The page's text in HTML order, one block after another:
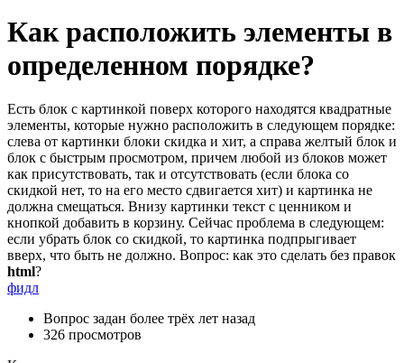
Как расположить элементы в
определенном порядке?
Есть блок с картинкой поверх которого находятся квадратные
элементы, которые нужно расположить в следующем порядке:
слева от картинки блоки скидка и хит, а справа желтый блок и
блок с быстрым просмотром, причем любой из блоков может
как присутствовать, так и отсутствовать (если блока со
скидкой нет, то на его место сдвигается хит) и картинка не
должна смещаться. Внизу картинки текст с ценником и
кнопкой добавить в корзину. Сейчас проблема в следующем:
если убрать блок со скидкой, то картинка подпрыгивает
вверх, что быть не должно. Вопрос: как это сделать без правок
html?
фидл
Вопрос задан более трёх лет назад
326 просмотров